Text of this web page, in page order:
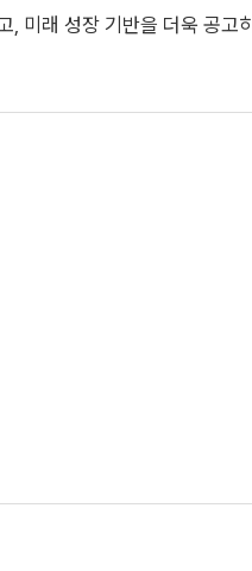
, 미래 성장 기반을 더욱 공고히